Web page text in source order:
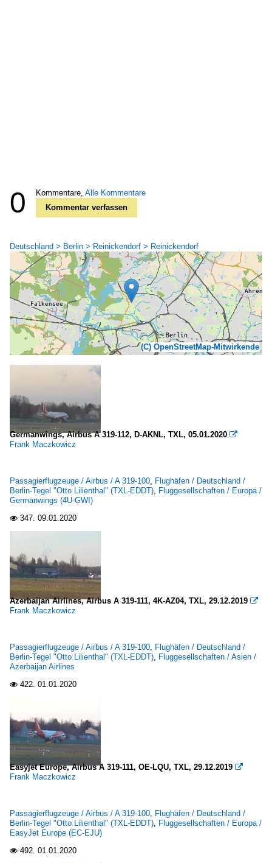
0 Kommentare, Alle Kommentare
Kommentar verfassen
Deutschland > Berlin > Reinickendorf > Reinickendorf
(C) OpenStreetMap-Mitwirkende
Germanwings, Airbus A 319-112, D-AKNL, TXL, 05.01.2020 
Frank Maczkowicz
Passagierflugzeuge / Airbus / A 319-100, Flughäfen / Deutschland /
Berlin-Tegel "Otto Lilienthal" (TXL-EDDT), Fluggesellschaften / Europa /
Germanwings (4U-GWI)
 347. 09.01.2020
Azerbaijan Airlines, Airbus A 319-111, 4K-AZ04, TXL, 29.12.2019 
Frank Maczkowicz
Passagierflugzeuge / Airbus / A 319-100, Flughäfen / Deutschland /
Berlin-Tegel "Otto Lilienthal" (TXL-EDDT), Fluggesellschaften / Asien /
Azerbaijan Airlines
 422. 01.01.2020
Easyjet Europe, Airbus A 319-111, OE-LQU, TXL, 29.12.2019 
Frank Maczkowicz
Passagierflugzeuge / Airbus / A 319-100, Flughäfen / Deutschland /
Berlin-Tegel "Otto Lilienthal" (TXL-EDDT), Fluggesellschaften / Europa /
EasyJet Europe (EC-EJU)
 492. 01.01.2020